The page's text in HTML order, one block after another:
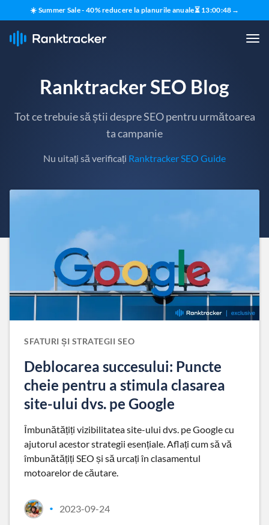
☀️ Summer Sale - 40% reducere la planurile anuale⏳ 13:00:46 →
Ranktracker SEO Blog
Tot ce trebuie să știi despre SEO pentru următoarea
ta campanie
Nu uitați să verificați Ranktracker SEO Guide
SFATURI ȘI STRATEGII SEO
Deblocarea succesului: Puncte
cheie pentru a stimula clasarea
site-ului dvs. pe Google
Îmbunătățiți vizibilitatea site-ului dvs. pe Google cu
ajutorul acestor strategii esențiale. Aflați cum să vă
îmbunătățiți SEO și să urcați în clasamentul
motoarelor de căutare.
• 2023-09-24